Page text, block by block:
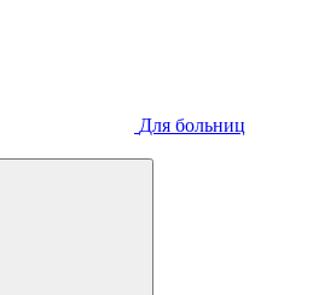
Для больниц